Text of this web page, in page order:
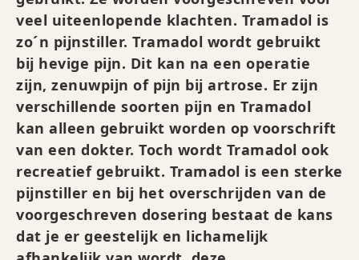
veel uiteenlopende klachten. Tramadol is
zo´n pijnstiller. Tramadol wordt gebruikt
bij hevige pijn. Dit kan na een operatie
zijn, zenuwpijn of pijn bij artrose. Er zijn
verschillende soorten pijn en Tramadol
kan alleen gebruikt worden op voorschrift
van een dokter. Toch wordt Tramadol ook
recreatief gebruikt. Tramadol is een sterke
pijnstiller en bij het overschrijden van de
voorgeschreven dosering bestaat de kans
dat je er geestelijk en lichamelijk